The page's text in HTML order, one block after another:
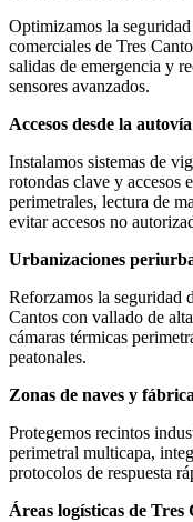
Optimizamos la
comerciales de Tres
salidas de emergencia y
sensores avanzados.
Accesos desde la
Instalamos sistemas de
rotondas clave y accesos
perimetrales, lectura de
evitar accesos no
Urbanizaciones
Reforzamos la seguridad
Cantos con vallado de
cámaras térmicas
peatonales.
Zonas de naves y
Protegemos recintos
perimetral multicapa,
protocolos de respuesta
Áreas logísticas de Tres